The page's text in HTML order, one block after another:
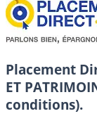
Placement
ET
conditions).